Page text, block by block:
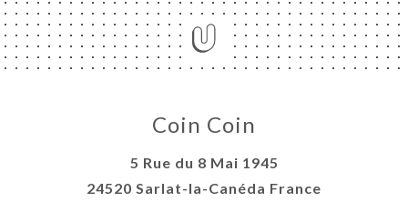
Coin Coin
5 Rue du 8 Mai 1945
24520 Sarlat-la-Canéda France